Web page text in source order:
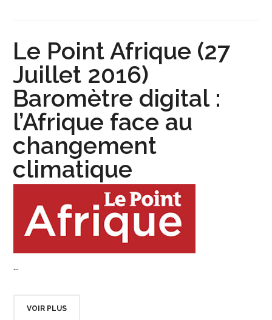
Le Point Afrique (27
Juillet 2016)
Baromètre digital :
l’Afrique face au
changement
climatique
...
VOIR PLUS